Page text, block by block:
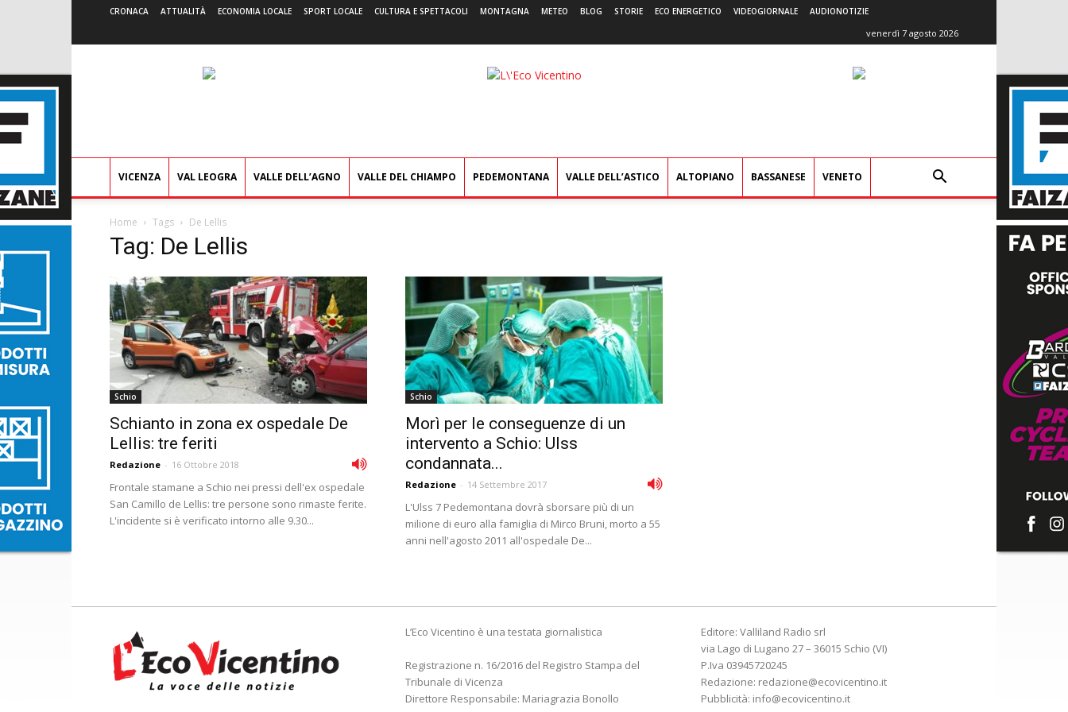
CRONACA ATTUALITÀ ECONOMIA LOCALE SPORT LOCALE CULTURA E SPETTACOLI MONTAGNA METEO BLOG STORIE ECO ENERGETICO VIDEOGIORNALE AUDIONOTIZIE
venerdì 7 agosto 2026
L'Eco
VICENZA VAL LEOGRA VALLE DELL’AGNO VALLE DEL CHIAMPO PEDEMONTANA VALLE DELL’ASTICO ALTOPIANO BASSANESE VENETO
Home Tags De Lellis
Tag: De Lellis
Schio
Schianto in zona ex ospedale De
Lellis: tre feriti
Redazione - 16 Ottobre 2018
Frontale stamane a Schio nei pressi dell'ex ospedale
San Camillo de Lellis: tre persone sono rimaste ferite.
L'incidente si è verificato intorno alle 9.30...
Schio
Morì per le conseguenze di un
intervento a Schio: Ulss
condannata...
Redazione - 14 Settembre 2017
L'Ulss 7 Pedemontana dovrà sborsare più di un
milione di euro alla famiglia di Mirco Bruni, morto a 55
anni nell'agosto 2011 all'ospedale De...
L’Eco Vicentino è una testata giornalistica
Registrazione n. 16/2016 del Registro Stampa del
Tribunale di Vicenza
Direttore Responsabile: Mariagrazia Bonollo
Editore: Valliland Radio srl
via Lago di Lugano 27 – 36015 Schio (VI)
P.Iva 03945720245
Redazione: redazione@ecovicentino.it
Pubblicità: info@ecovicentino.it